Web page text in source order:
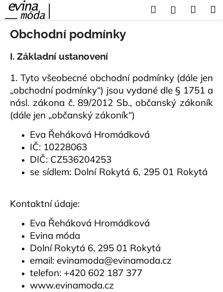
Přejít
obsah
HledatPřihlášení
Obchodní podmínky
I. Základní ustanovení
1. Tyto všeobecné obchodní podmínky (dále jen
„obchodní podmínky“) jsou vydané dle § 1751 a
násl. zákona č. 89/2012 Sb., občanský zákoník
(dále jen „občanský zákoník“)
Eva Řeháková Hromádková
IČ: 10228063
DIČ: CZ536204253
se sídlem: Dolní Rokytá 6, 295 01 Rokytá
Kontaktní údaje:
Eva Řeháková Hromádková
Evina móda
Dolní Rokytá 6, 295 01 Rokytá
email: evinamoda@evinamoda.cz
telefon: +420 602 187 377
www.evinamoda.cz
o
C
p
o
t
ř
t
e